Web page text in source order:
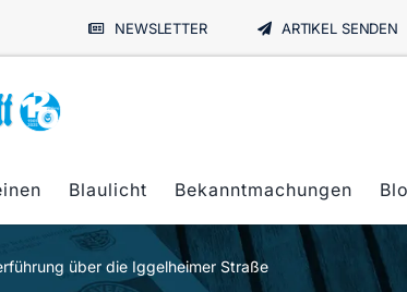
NEWSLETTER ARTIKEL SENDEN
Blaulicht Bekanntmachungen
über die Iggelheimer Straße